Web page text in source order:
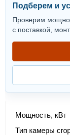
Подберем и
Проверим
с поставкой,
Мощность, кВт
Тип камеры